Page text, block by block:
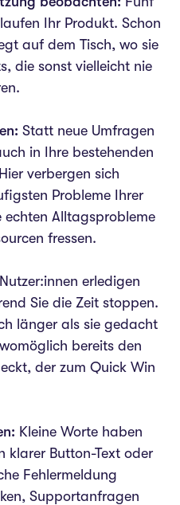
Ihr Produkt. Schon
auf dem Tisch, wo sie
die sonst vielleicht nie
Statt neue Umfragen
in Ihre bestehenden
verbergen sich
Probleme Ihrer
echten Alltagsprobleme
fressen.
Nutzer:innen erledigen
Sie die Zeit stoppen.
länger als sie gedacht
bereits den
der zum Quick Win
Kleine Worte haben
klarer Button-Text oder
Fehlermeldung
Supportanfragen